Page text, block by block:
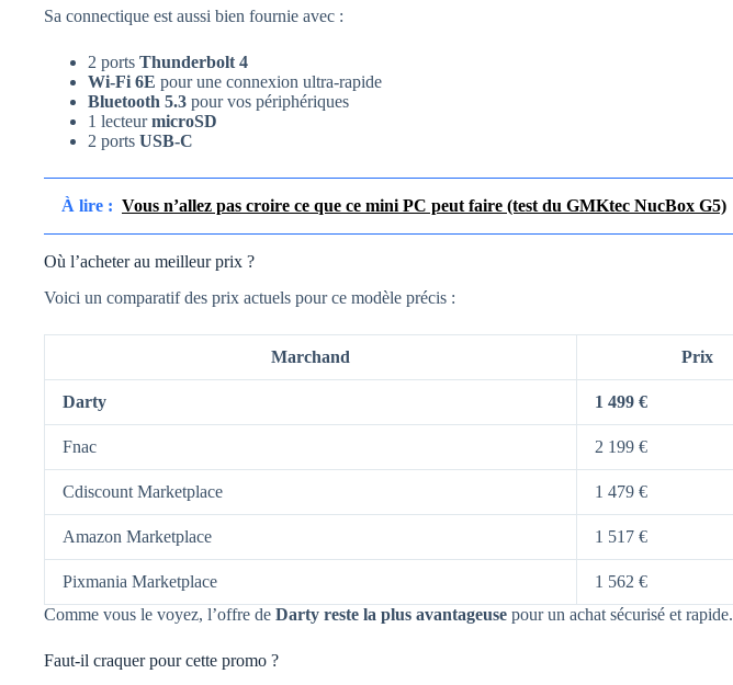
Sa connectique est aussi bien fournie avec :
2 ports Thunderbolt 4
Wi-Fi 6E pour une connexion ultra-rapide
Bluetooth 5.3 pour vos périphériques
1 lecteurmicroSD
2 ports USB-C
À lire : Vous n’allez pas croire ce que ce mini PC peut faire (test du GMKtec NucBox G5)
Où l’acheter au meilleur prix ?
Voici un comparatif des prix actuels pour ce modèle précis :
Marchand Prix
Darty 1 499 €
Fnac 2 199 €
Cdiscount Marketplace 1 479 €
Amazon Marketplace 1 517 €
Pixmania Marketplace
1 562 €
Comme vous le voyez, l’offre de Darty reste la plus avantageuse pour un achat sécurisé et rapide.
Faut-il craquer pour cette promo ?